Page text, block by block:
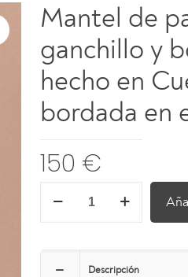
Mantel de
ganchillo y
hecho en
bordada en
150 €
Descripción